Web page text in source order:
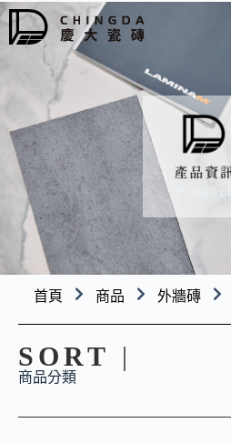
首頁 商品 外牆磚
SORT |
商品分類